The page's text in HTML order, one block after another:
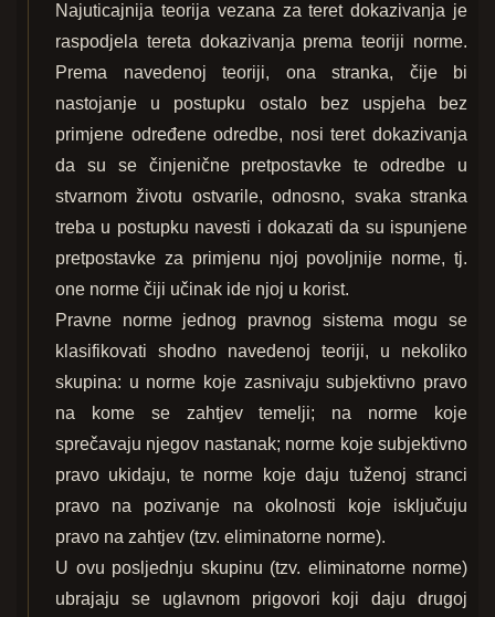
Najuticajnija teorija vezana za teret dokazivanja je
raspodjela tereta dokazivanja prema teoriji norme.
Prema navedenoj teoriji, ona stranka, čije bi
nastojanje u postupku ostalo bez uspjeha bez
primjene određene odredbe, nosi teret dokazivanja
da su se činjenične pretpostavke te odredbe u
stvarnom životu ostvarile, odnosno, svaka stranka
treba u postupku navesti i dokazati da su ispunjene
pretpostavke za primjenu njoj povoljnije norme, tj.
one norme čiji učinak ide njoj u korist.
Pravne norme jednog pravnog sistema mogu se
klasifikovati shodno navedenoj teoriji, u nekoliko
skupina: u norme koje zasnivaju subjektivno pravo
na kome se zahtjev temelji; na norme koje
sprečavaju njegov nastanak; norme koje subjektivno
pravo ukidaju, te norme koje daju tuženoj stranci
pravo na pozivanje na okolnosti koje isključuju
pravo na zahtjev (tzv. eliminatorne norme).
U ovu posljednju skupinu (tzv. eliminatorne norme)
ubrajaju se uglavnom prigovori koji daju drugoj